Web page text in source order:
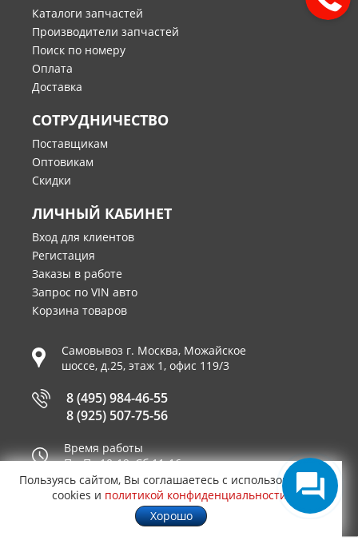
Каталоги запчастей
Производители запчастей
Поиск по номеру
Оплата
Доставка
СОТРУДНИЧЕСТВО
Поставщикам
Оптовикам
Скидки
ЛИЧНЫЙ КАБИНЕТ
Вход для клиентов
Регистация
Заказы в работе
Запрос по VIN авто
Корзина товаров
Самовывоз г. Москва, Можайское
шоссе, д.25, этаж 1, офис 119/3
8 (495) 984-46-55
8 (925) 507-75-56
Время работы
Пн-Пт 10-19, Сб 11-16
Принимаем к оплате
Пользуясь сайтом, Вы соглашаетесь с использованием
cookies и политикой конфиденциальности
Хорошо